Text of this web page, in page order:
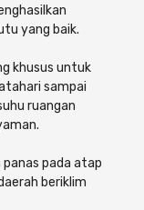
yang baik.
khusus untuk
sampai
ruangan
panas pada atap
beriklim